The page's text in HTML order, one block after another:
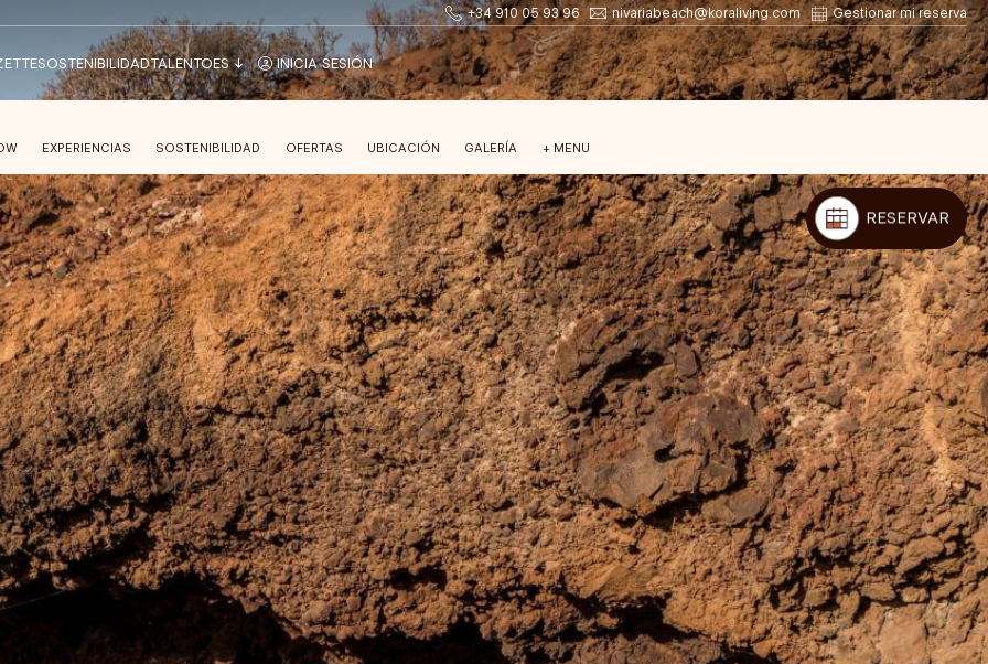
RESERVAR
+34 910 05 93 96 nivariabeach@koraliving.com Gestionar mi reserva
SOSTENIBILIDADTALENTOES INICIA SESIÓN
EXPERIENCIAS SOSTENIBILIDAD OFERTAS UBICACIÓN GALERÍA + MENU